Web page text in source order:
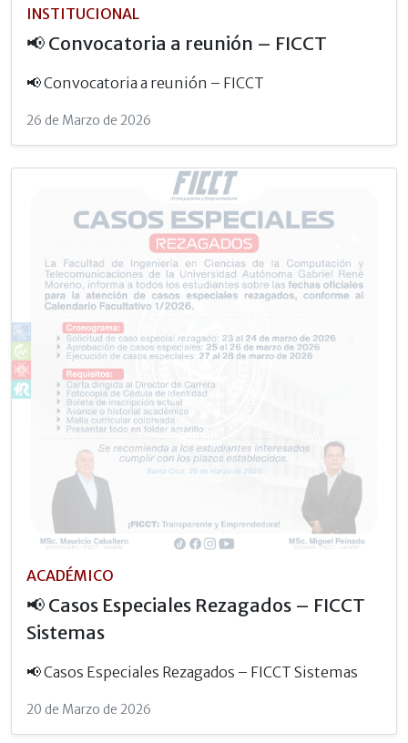
INSTITUCIONAL
📢 Convocatoria a reunión – FICCT
📢 Convocatoria a reunión – FICCT
26 de Marzo de 2026
ACADÉMICO
📢 Casos Especiales Rezagados – FICCT
Sistemas
📢 Casos Especiales Rezagados – FICCT Sistemas
20 de Marzo de 2026